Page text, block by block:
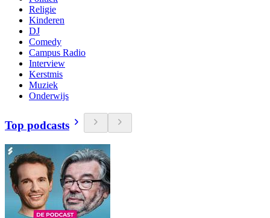
Religie
Kinderen
DJ
Comedy
Campus Radio
Interview
Kerstmis
Muziek
Onderwijs
Top podcasts